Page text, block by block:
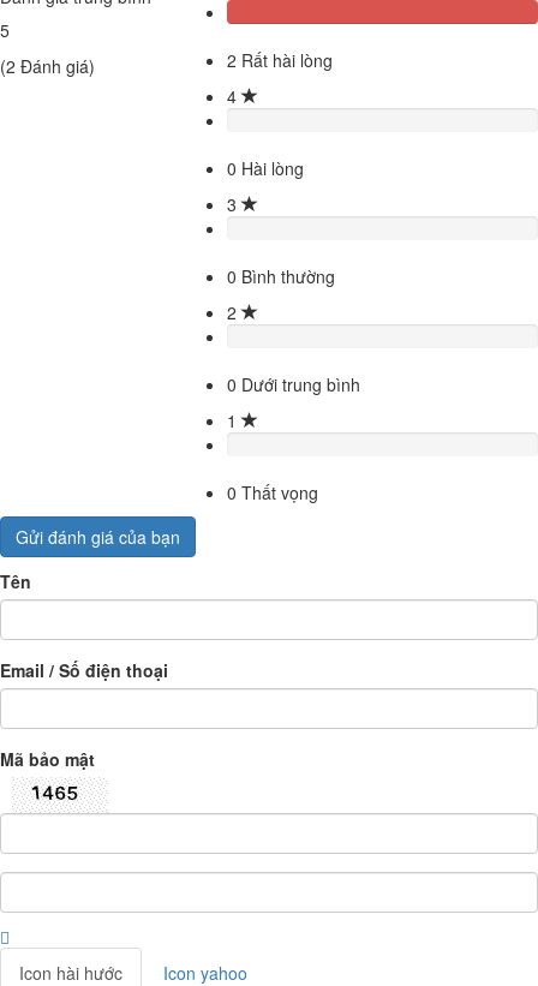
5
(2 Đánh giá) 2 Rất hài lòng
4
0 Hài lòng
3
0 Bình thường
2
0 Dưới trung bình
1
0 Thất vọng
Gửi đánh giá của bạn
Tên
Email / Số điện thoại
Mã bảo mật
Icon hài hước Icon yahoo